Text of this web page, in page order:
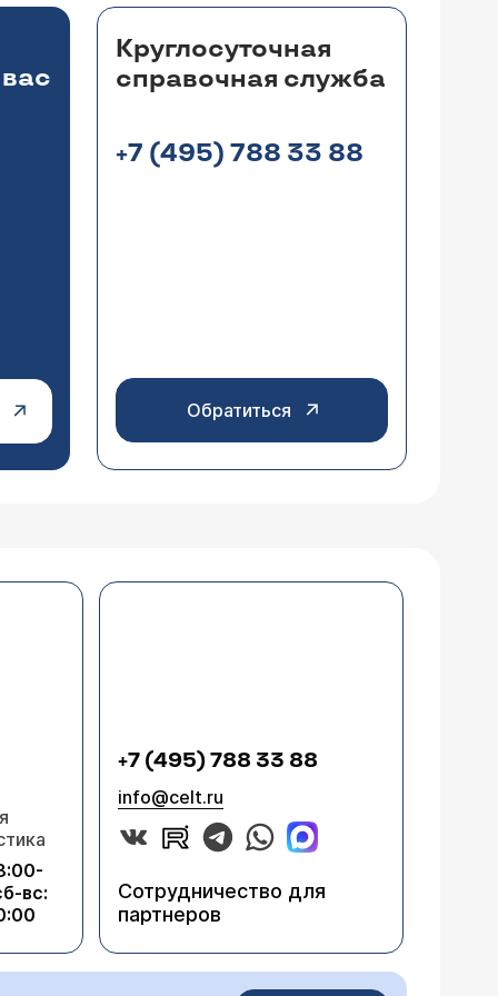
Круглосуточная
справочная служба
+7 (495) 788 33 88
Обратиться
вс:
+7 (495) 788 33 88
info@celt.ru
Сотрудничество для
партнеров